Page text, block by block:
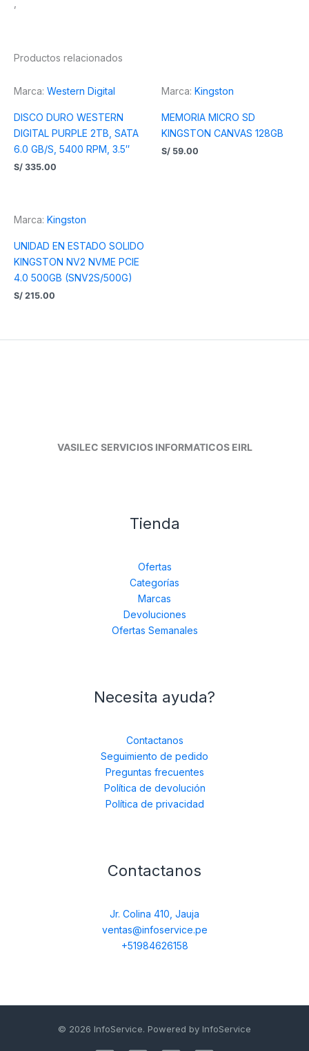
Productos relacionados
Marca: Western Digital
DISCO DURO WESTERN
DIGITAL PURPLE 2TB, SATA
6.0 GB/S, 5400 RPM, 3.5″
S/ 335.00
Marca: Kingston
MEMORIA MICRO SD
KINGSTON CANVAS 128GB
S/ 59.00
Marca: Kingston
UNIDAD EN ESTADO SOLIDO
KINGSTON NV2 NVME PCIE
4.0 500GB (SNV2S/500G)
S/ 215.00
VASILEC SERVICIOS INFORMATICOS EIRL
Tienda
Ofertas
Categorías
Marcas
Devoluciones
Ofertas Semanales
Necesita ayuda?
Contactanos
Seguimiento de pedido
Preguntas frecuentes
Política de devolución
Política de privacidad
Contactanos
Jr. Colina 410, Jauja
ventas@infoservice.pe
+51984626158
© 2026 InfoService. Powered by InfoService